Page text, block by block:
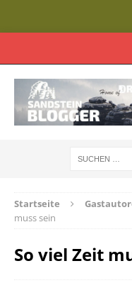
Startseite
muss sein
So viel Zeit